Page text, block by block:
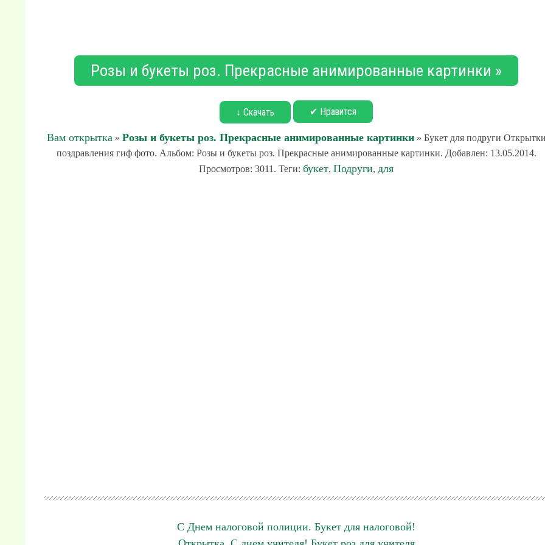
Розы и букеты роз. Прекрасные анимированные картинки »
↓ Скачать ✔ Нравится
Вам открытка » Розы и букеты роз. Прекрасные анимированные картинки» Букет для подруги
поздравления гиф фото. Альбом: Розы и букеты роз. Прекрасные анимированные картинки. Добавлен: 13.05.2014.
Просмотров: 3011. Теги: букет, Подруги, для
С Днем налоговой полиции. Букет для налоговой!